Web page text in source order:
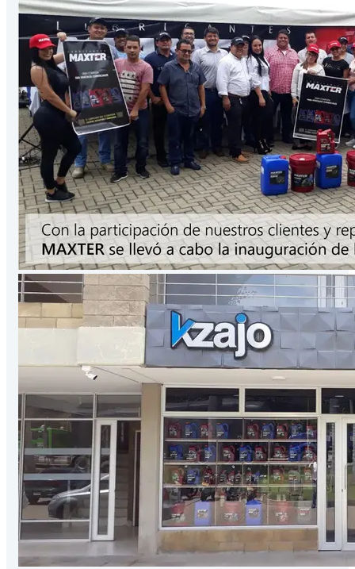
Presentación
3.78Lts
VER PRODUCTO